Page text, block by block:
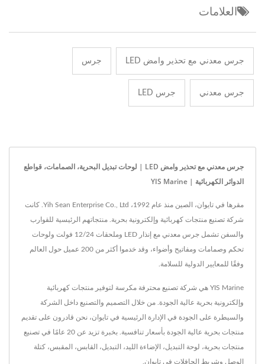
العلامات
جرس معدني مع تحذير وامض LED جرس
جرس معدني جرس LED
جرس معدني مع تحذير وامض LED | لوحات تبديل البحرية، الصمامات، قواطع
الدوائر الكهربائية | YIS Marine
مقرها في تايوان، الصين منذ عام 1992، Yih Sean Enterprise Co., Ltd. كانت
شركة تصنيع منتجات كهربائية وإلكترونية بحرية. منتجاتهم الرئيسية للقوارب
والسفن تشمل جرس معدني مع إنذار LED وملحقات 12/24 فولت ولوحات
تحكم وصمامات ومفاتيح وأضواء، وقد خدموا أكثر من 200 عميل حول العالم
وفقًا للمعايير الدولية للسلامة.
YIS Marine هي شركة تصنيع محترفة مكرسة لتوفير منتجات كهربائية
وإلكترونية بحرية عالية الجودة. من خلال التصميم والتصنيع داخل الشركة
والسيطرة على الجودة في الإدارة الرئيسية في تايوان، نحن قادرون على تقديم
منتجات بحرية عالية الجودة بأسعار تنافسية. بخبرة تزيد عن 20 عامًا في تصنيع
منتجات بحرية، لوحة التبديل، الإضاءة الليد، التبديل، القابس، المقبس، كتلة
الوصل وشريط الحافلات في تايوان.